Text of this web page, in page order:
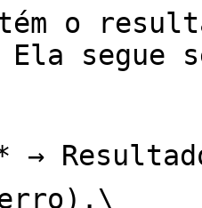
o
Ela segue
→
erro).\